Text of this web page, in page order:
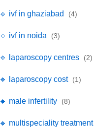
🔹 ivf in ghaziabad (4)
🔹 ivf in noida (3)
🔹 laparoscopy centres (2)
🔹 laparoscopy cost (1)
🔹 male infertility (8)
🔹 multispeciality treatment